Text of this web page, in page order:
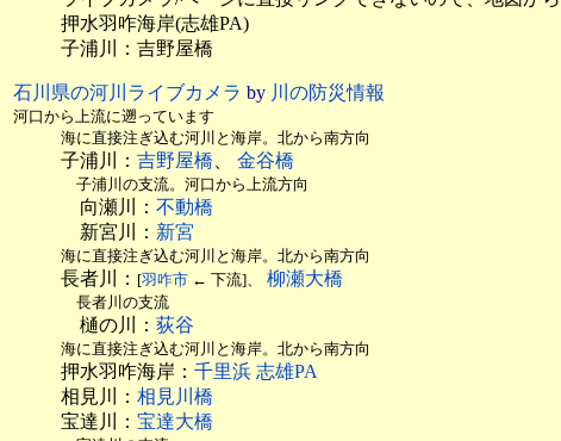
押水羽咋海岸(志雄PA)
子浦川：吉野屋橋
石川県の河川ライブカメラ by 川の防災情報
河口から上流に遡っています
海に直接注ぎ込む河川と海岸。北から南方向
子浦川： 吉野屋橋、 金谷橋
子浦川の支流。河口から上流方向
向瀬川： 不動橋
新宮川： 新宮
海に直接注ぎ込む河川と海岸。北から南方向
長者川： [羽咋市 ← 下流]、 柳瀬大橋
長者川の支流
樋の川： 荻谷
海に直接注ぎ込む河川と海岸。北から南方向
押水羽咋海岸： 千里浜 志雄PA
相見川： 相見川橋
宝達川： 宝達大橋